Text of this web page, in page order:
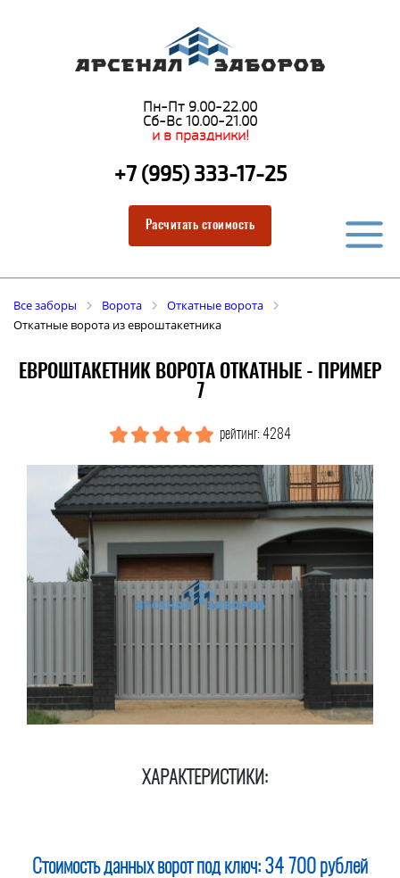
Пн-Пт 9.00-22.00
Сб-Вс 10.00-21.00
и в праздники!
+7 (995) 333-17-25
Расчитать стоимость
Все заборы Ворота
Откатные ворота
Откатные ворота из евроштакетника
ЕВРОШТАКЕТНИК ВОРОТА ОТКАТНЫЕ - ПРИМЕР
7
рейтинг: 4284
ХАРАКТЕРИСТИКИ:
Стоимость данных ворот под ключ: 34 700 рублей